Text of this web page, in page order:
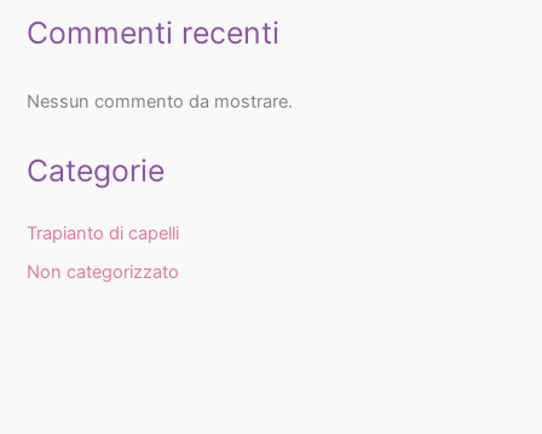
Commenti recenti
Nessun commento da mostrare.
Categorie
Trapianto di capelli
Non categorizzato